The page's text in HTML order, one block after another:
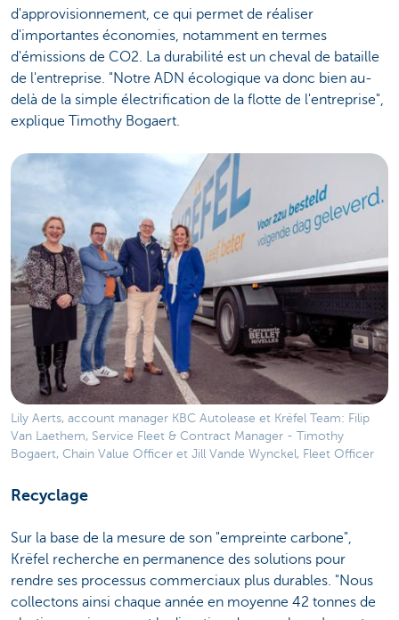
d'approvisionnement, ce qui permet de réaliser
d'importantes économies, notamment en termes
d'émissions de CO2. La durabilité est un cheval de bataille
de l'entreprise. "Notre ADN écologique va donc bien au-
delà de la simple électrification de la flotte de l'entreprise",
explique Timothy Bogaert.
Lily Aerts, account manager KBC Autolease et Krëfel Team: Filip
Van Laethem, Service Fleet & Contract Manager - Timothy
Bogaert, Chain Value Officer et Jill Vande Wynckel, Fleet Officer
Recyclage
Sur la base de la mesure de son "empreinte carbone",
Krëfel recherche en permanence des solutions pour
rendre ses processus commerciaux plus durables. "Nous
collectons ainsi chaque année en moyenne 42 tonnes de